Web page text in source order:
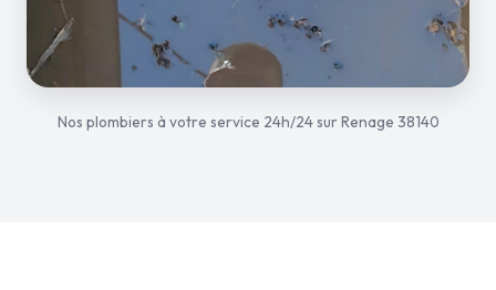
Nos plombiers à votre service 24h/24 sur Renage 38140